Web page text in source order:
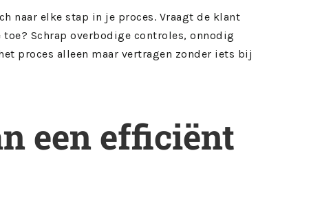
naar elke stap in je proces. Vraagt de klant
toe? Schrap overbodige controles, onnodig
proces alleen maar vertragen zonder iets bij
een efficiënt